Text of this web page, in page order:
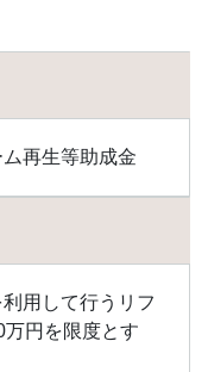
再生等助成金
用して行うリフ
万円を限度とす